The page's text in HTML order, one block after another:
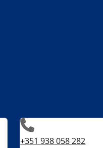
+351 938 058 282